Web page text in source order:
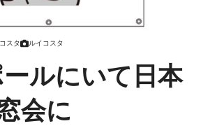
スタ ルイコスタ
ルにいて日本
会に